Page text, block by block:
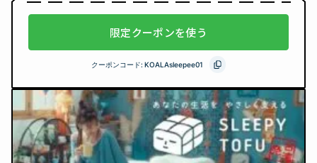
限定クーポンを使う
クーポンコード: KOALAsleepee01